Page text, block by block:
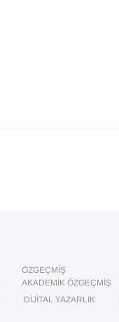
ÖZGEÇMIŞ
AKADEMIK ÖZGEÇMIŞ
DIJITAL YAZARLIK